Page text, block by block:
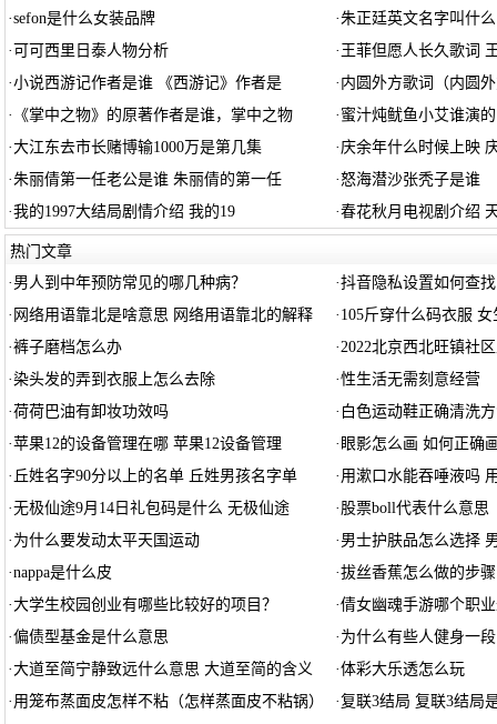
·sefon是什么女装品牌 ·朱正廷英文名字叫什么
· 可可西里日泰人物分析 · 王菲但愿人长久歌词
·小说西游记作者是谁 《西游记》作者是 · 内圆外方歌词（内圆
· 《掌中之物》的原著作者是谁，掌中之物 · 蜜汁炖鱿鱼小艾谁演的
·大江东去市长赌博输1000万是第几集 · 庆余年什么时候上映
·朱丽倩第一任老公是谁 朱丽倩的第一任 ·怒海潜沙张秃子是谁
·我的1997大结局剧情介绍 我的19 ·春花秋月电视剧介绍
热门文章
· 男人到中年预防常见的哪几种病？ ·抖音隐私设置如何查找
· 网络用语靠北是啥意思 网络用语靠北的解释 · 105斤穿什么码衣服 女
·裤子磨档怎么办 ·2022北京西北旺镇社
·染头发的弄到衣服上怎么去除 ·性生活无需刻意经营
·荷荷巴油有卸妆功效吗 · 白色运动鞋正确清洗
·苹果12的设备管理在哪 苹果12设备管理 · 眼影怎么画 如何正确
· 丘姓名字90分以上的名单 丘姓男孩名字单 · 用漱口水能吞唾液吗
·无极仙途9月14日礼包码是什么 无极仙途 · 股票boll代表什么意思
· 为什么要发动太平天国运动 · 男士护肤品怎么选择
·nappa是什么皮 ·拔丝香蕉怎么做的步骤
·大学生校园创业有哪些比较好的项目？ ·倩女幽魂手游哪个职
·偏债型基金是什么意思 · 为什么有些人健身一
·大道至简宁静致远什么意思 大道至简的含义 ·体彩大乐透怎么玩
· 用笼布蒸面皮怎样不粘（怎样蒸面皮不粘锅） ·复联3结局 复联3结局